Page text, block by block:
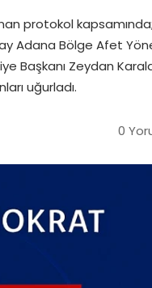
protokol
Adana Bölge Afet
Zeydan
uğurladı.
0